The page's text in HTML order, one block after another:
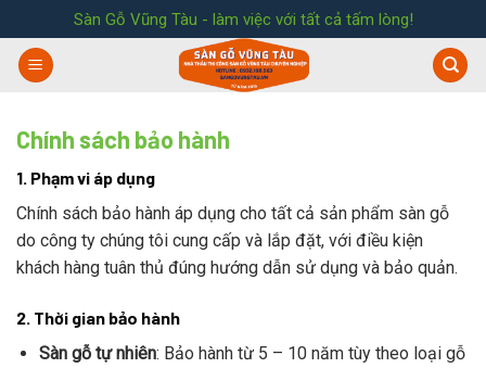
to
content
Sàn Gỗ Vũng Tàu - làm việc với tất cả tấm lòng!
Chính sách bảo hành
1. Phạm vi áp dụng
Chính sách bảo hành áp dụng cho tất cả sản phẩm sàn gỗ
do công ty chúng tôi cung cấp và lắp đặt, với điều kiện
khách hàng tuân thủ đúng hướng dẫn sử dụng và bảo quản.
2. Thời gian bảo hành
Sàn gỗ tự nhiên: Bảo hành từ 5 – 10 năm tùy theo loại gỗ